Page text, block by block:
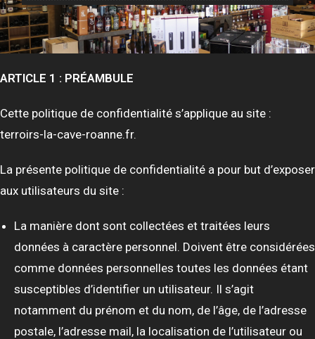
ARTICLE 1 : PRÉAMBULE
Cette politique de confidentialité s’applique au site :
terroirs-la-cave-roanne.fr.
La présente politique de confidentialité a pour but d’exposer
aux utilisateurs du site :
La manière dont sont collectées et traitées leurs
données à caractère personnel. Doivent être considérées
comme données personnelles toutes les données étant
susceptibles d’identifier un utilisateur. Il s’agit
notamment du prénom et du nom, de l’âge, de l’adresse
postale, l’adresse mail, la localisation de l’utilisateur ou